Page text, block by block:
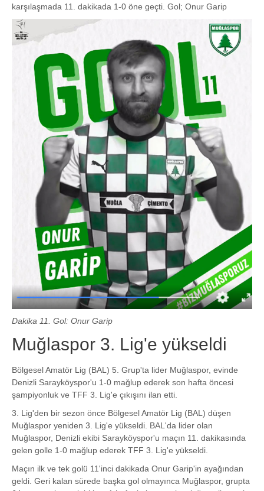
karşılaşmada 11. dakikada 1-0 öne geçti. Gol; Onur Garip
Dakika 11. Gol: Onur Garip
Muğlaspor 3. Lig'e yükseldi
Bölgesel Amatör Lig (BAL) 5. Grup'ta lider Muğlaspor, evinde
Denizli Sarayköyspor'u 1-0 mağlup ederek son hafta öncesi
şampiyonluk ve TFF 3. Lig'e çıkışını ilan etti.
3. Lig'den bir sezon önce Bölgesel Amatör Lig (BAL) düşen
Muğlaspor yeniden 3. Lig'e yükseldi. BAL'da lider olan
Muğlaspor, Denizli ekibi Sarayköyspor'u maçın 11. dakikasında
gelen golle 1-0 mağlup ederek TFF 3. Lig'e yükseldi.
Maçın ilk ve tek golü 11'inci dakikada Onur Garip'in ayağından
geldi. Geri kalan sürede başka gol olmayınca Muğlaspor, grupta